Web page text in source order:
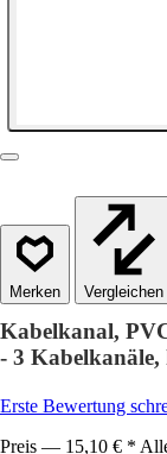
Vergleichen
Kabelkanal,
- 3
Erste Bewertung
Preis — 15,10 € *